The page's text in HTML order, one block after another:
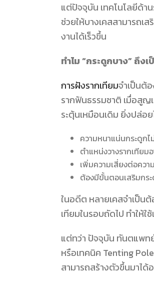
แต่ปัจจุบัน เทคโนโลยีด้า
ช่วยให้บางเคสสามารถเ
งานได้เร็วขึ้น
ทำไม “กระดูกบาง” ถึง
การฝังรากเทียมจำเป็นต้
รากฟันธรรมชาติ เมื่อสูญ
ระตุ้นเหมือนเดิม ยิ่งปล่อ
ความหนาแน่นกระดูก
ตำแหน่งวางรากเทียม
เพิ่มความเสี่ยงต่อควา
ต้องมีขั้นตอนเสริมกร
ในอดีต หลายเคสจำเป็น
เทียมในรอบถัดไป ทำให้ใ
แต่ทว่า ปัจจุบัน ทันตแพท
หรือเทคนิค Tenting
สามารถสร้างตัวขึ้นมาได้